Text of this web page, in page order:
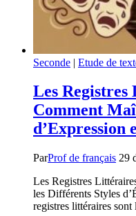
Seconde | Etude de
Les
Comment
d’Expression
ParProf de français 29
Les Registres
les Différents Styles
registres littéraires